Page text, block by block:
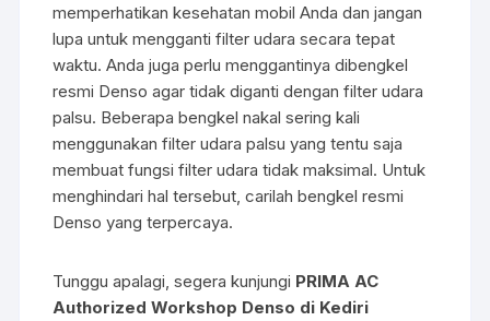
memperhatikan kesehatan mobil Anda dan jangan
lupa untuk mengganti filter udara secara tepat
waktu. Anda juga perlu menggantinya dibengkel
resmi Denso agar tidak diganti dengan filter udara
palsu. Beberapa bengkel nakal sering kali
menggunakan filter udara palsu yang tentu saja
membuat fungsi filter udara tidak maksimal. Untuk
menghindari hal tersebut, carilah bengkel resmi
Denso yang terpercaya.
Tunggu apalagi, segera kunjungi PRIMA AC
Authorized Workshop Denso di Kediri